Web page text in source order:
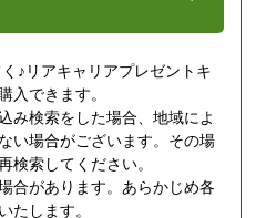
♪リアキャリアプレゼントキ
入できます。
み検索をした場合、地域によ
い場合がございます。その場
検索してください。
合があります。あらかじめ各
たします。